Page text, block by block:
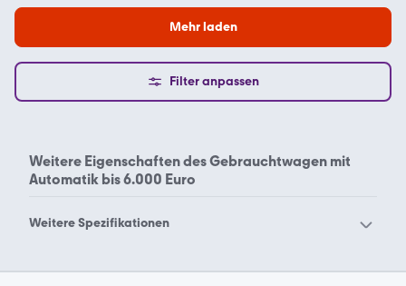
Mehr laden
Filter anpassen
Weitere Eigenschaften desGebrauchtwagen mit
Automatik bis 6.000 Euro
Weitere Spezifikationen